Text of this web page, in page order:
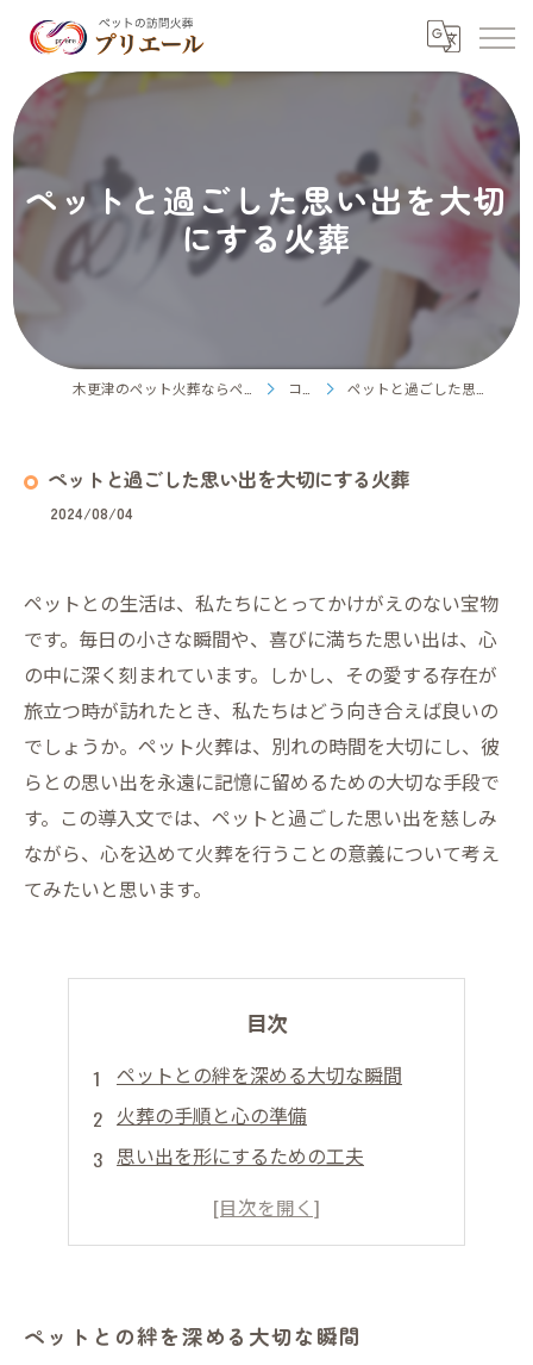
ペットと過ごした思い出を大切
にする火葬
コラム ペットと過ごした思い出を大切にする火葬
ペットと過ごした思い出を大切にする火葬
2024/08/04
ペットとの生活は、私たちにとってかけがえのない宝物
です。毎日の小さな瞬間や、喜びに満ちた思い出は、心
の中に深く刻まれています。しかし、その愛する存在が
旅立つ時が訪れたとき、私たちはどう向き合えば良いの
でしょうか。ペット火葬は、別れの時間を大切にし、彼
らとの思い出を永遠に記憶に留めるための大切な手段で
す。この導入文では、ペットと過ごした思い出を慈しみ
ながら、心を込めて火葬を行うことの意義について考え
てみたいと思います。
目次
ペットとの絆を深める大切な瞬間
火葬の手順と心の準備
思い出を形にするための工夫
火葬後の供養方法と心の整理
ペットとの絆を深める大切な瞬間